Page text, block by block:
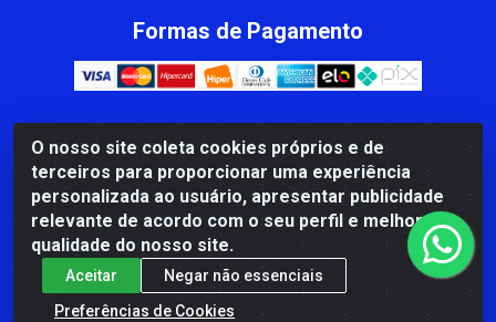
O nosso site coleta cookies próprios e de
terceiros para proporcionar uma experiência
personalizada ao usuário, apresentar publicidade
relevante de acordo com o seu perfil e melhorar a
qualidade do nosso site.
Aceitar
Negar não essenciais
Preferências de Cookies
Formas de Pagamento
CBP MACEDO COMERCIO PEÇAS LTDA Matriz - av Mauro
Miranda Madureira, 1249 - Coramara , Cachoeiro de
Itapemirim/ES - CEP 29.311-310 - CNPJ 00.502.680/0001-41